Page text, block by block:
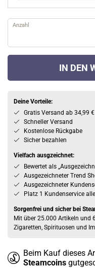
Anzahl
IN DEN
Deine Vorteile:
Gratis Versand ab 34,99 €
Schneller Versand
Kostenlose Rückgabe
Sicher bezahlen
Vielfach ausgzeichnet:
Bewertet als
Ausgezeichneter Trend
Ausgezeichneter
Platz 1 Kundenservice
Sorgenfrei und sicher bei
Mit über 25.000 Artikeln und
Zigaretten, Spirituosen und
Beim Kauf dieses
Steamcoins